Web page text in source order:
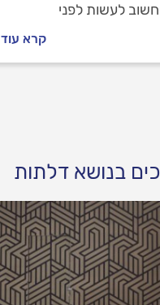
לעשות לפני
נכון מולו וכמה עולה
את הדלת? ריכזנו
קרא עוד
בנושא דלתות